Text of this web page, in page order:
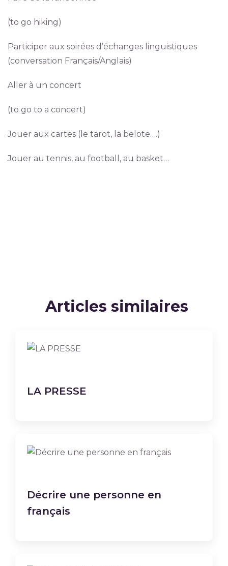
(to go hiking)
Participer aux soirées d’échanges linguistiques
(conversation Français/Anglais)
Aller à un concert
(to go to a concert)
Jouer aux cartes (le tarot, la belote….)
Jouer au tennis, au football, au basket…
Articles similaires
LA PRESSE
Décrire une personne en
français